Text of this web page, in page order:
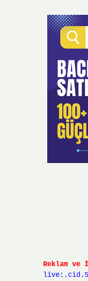
Reklam